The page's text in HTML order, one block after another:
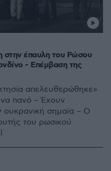
στην έπαυλη του Ρώσου
- Επέμβαση της
απελευθερώθηκε»
πανό – Έχουν
ουκρανική σημαία – Ο
του ρωσικού